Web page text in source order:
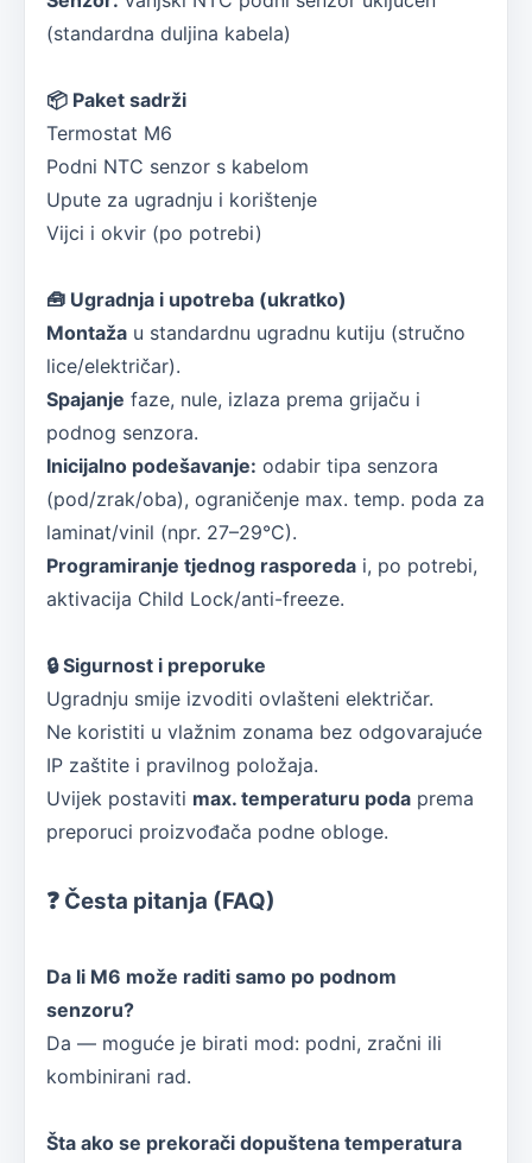
(standardna duljina kabela)
📦 Paket sadrži
Termostat M6
Podni NTC senzor s kabelom
Upute za ugradnju i korištenje
Vijci i okvir (po potrebi)
🧰 Ugradnja i upotreba (ukratko)
Montaža u standardnu ugradnu kutiju (stručno
lice/električar).
Spajanje faze, nule, izlaza prema grijaču i
podnog senzora.
Inicijalno podešavanje: odabir tipa senzora
(pod/zrak/oba), ograničenje max. temp. poda za
laminat/vinil (npr. 27–29°C).
Programiranje tjednog rasporeda i, po potrebi,
aktivacija Child Lock/anti-freeze.
🔒 Sigurnost i preporuke
Ugradnju smije izvoditi ovlašteni električar.
Ne koristiti u vlažnim zonama bez odgovarajuće
IP zaštite i pravilnog položaja.
Uvijek postaviti max. temperaturu poda prema
preporuci proizvođača podne obloge.
❓ Česta pitanja (FAQ)
Da li M6 može raditi samo po podnom
senzoru?
Da — moguće je birati mod: podni, zračni ili
kombinirani rad.
Šta ako se prekorači dopuštena temperatura